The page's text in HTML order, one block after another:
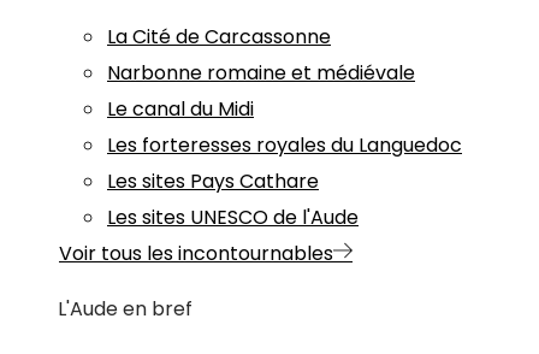
La Cité de Carcassonne
Narbonne romaine et médiévale
Le canal du Midi
Les forteresses royales du Languedoc
Les sites Pays Cathare
Les sites UNESCO de l'Aude
Voir tous les incontournables
L'Aude en bref